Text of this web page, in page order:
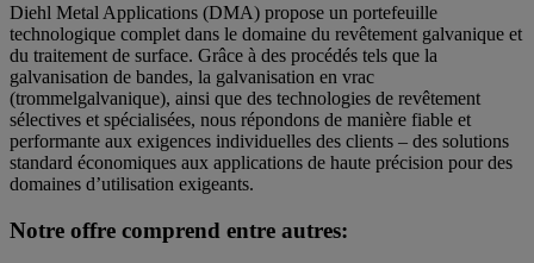
Diehl Metal Applications (DMA) propose un portefeuille
technologique complet dans le domaine du revêtement galvanique et
du traitement de surface. Grâce à des procédés tels que la
galvanisation de bandes, la galvanisation en vrac
(trommelgalvanique), ainsi que des technologies de revêtement
sélectives et spécialisées, nous répondons de manière fiable et
performante aux exigences individuelles des clients – des solutions
standard économiques aux applications de haute précision pour des
domaines d’utilisation exigeants.
Notre offre comprend entre autres: